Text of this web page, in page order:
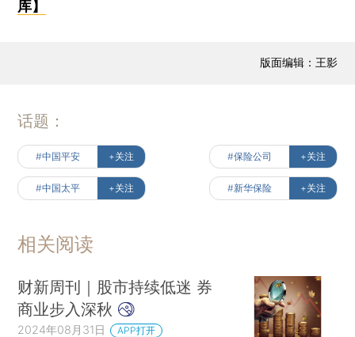
库】
版面编辑：王影
话题：
#中国平安 +关注 #保险公司 +关注
#中国太平 +关注 #新华保险 +关注
相关阅读
财新周刊｜股市持续低迷 券
商业步入深秋
2024年08月31日 APP打开